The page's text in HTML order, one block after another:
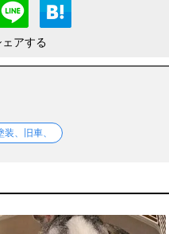
アする
、旧車、